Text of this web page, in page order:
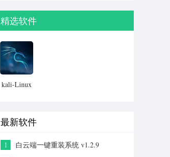
精选软件
kali-Linux
最新软件
1
白云端一键重装系统 v1.2.9